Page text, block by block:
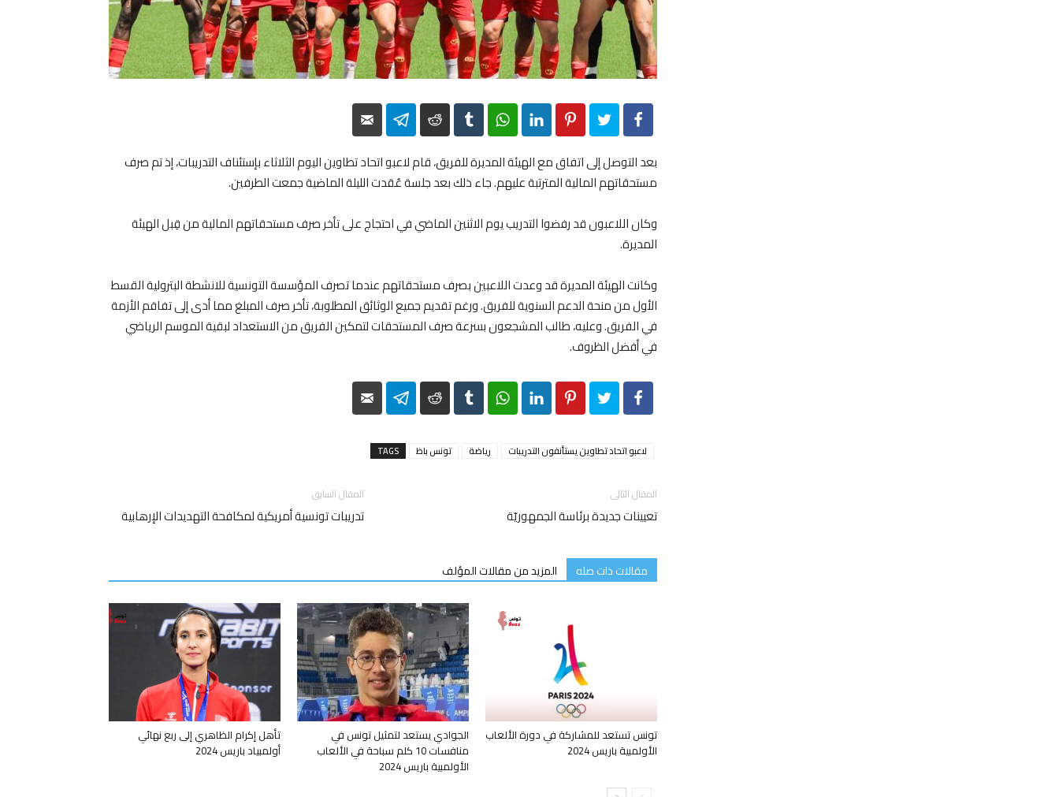
Facebook
Twitter
Pinterest
LinkedIn
WhatsApp
Tumblr
Reddit
Telegram
بعد التوصل إلى اتفاق مع الهيئة المديرة للفريق، قام لاعبو اتحاد تطاوين اليوم الثلاثاء بإستئناف التدريبات، إذ تم صرف
مستحقاتهم المالية المترتبة عليهم. جاء ذلك بعد جلسة عُقدت الليلة الماضية جمعت الطرفين.
وكان اللاعبون قد رفضوا التدريب يوم الاثنين الماضي في احتجاج على تأخر صرف مستحقاتهم المالية من قِبل الهيئة
المديرة.
وكانت الهيئة المديرة قد وعدت اللاعبين بصرف مستحقاتهم عندما تصرف المؤسسة التونسية للانشطة البترولية القسط
الأول من منحة الدعم السنوية للفريق. ورغم تقديم جميع الوثائق المطلوبة، تأخر صرف المبلغ مما أدى إلى تفاقم الأزمة
في الفريق. وعليه، طالب المشجعون بسرعة صرف المستحقات لتمكين الفريق من الاستعداد لبقية الموسم الرياضي
في أفضل الظروف.
Facebook
Twitter
Pinterest
LinkedIn
WhatsApp
Tumblr
Reddit
Telegram
TAGS تونس باظ رياضة لاعبو اتحاد تطاوين يستأنفون التدريبات
المقال السابق
تدريبات تونسية أمريكية لمكافحة التهديدات الإرهابية
المقال التالى
تعيينات جديدة برئاسة الجمهوريّة
مقالات ذات صله المزيد من مقالات المؤلف
تأهل إكرام الظاهري إلى ربع نهائي
أولمبياد باريس 2024
الجوادي يستعد لتمثيل تونس في
منافسات 10 كلم سباحة في الألعاب
الأولمبية باريس 2024
تونس تستعد للمشاركة في دورة الألعاب
الأولمبية باريس 2024